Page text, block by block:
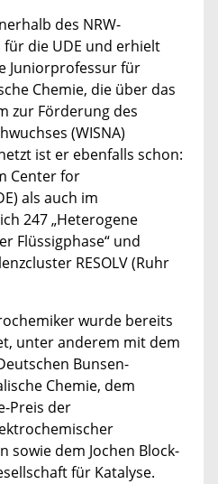
des NRW-
die UDE und erhielt
Juniorprofessur für
Chemie, die über das
zur Förderung des
(WISNA)
ist er ebenfalls schon:
Center for
als auch im
247 „Heterogene
Flüssigphase“ und
RESOLV (Ruhr
wurde bereits
unter anderem mit dem
Bunsen-
Chemie, dem
Preis der
sowie dem Jochen Block-
für Katalyse.